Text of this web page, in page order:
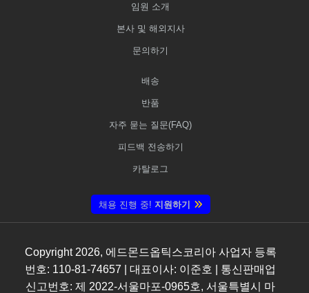
임원 소개
본사 및 해외지사
문의하기
배송
반품
자주 묻는 질문(FAQ)
피드백 전송하기
카탈로그
채용 진행 중! 지원하기
Copyright 2026, 에드몬드옵틱스코리아 사업자 등록
번호: 110-81-74657 | 대표이사: 이준호 | 통신판매업
신고번호: 제 2022-서울마포-0965호, 서울특별시 마